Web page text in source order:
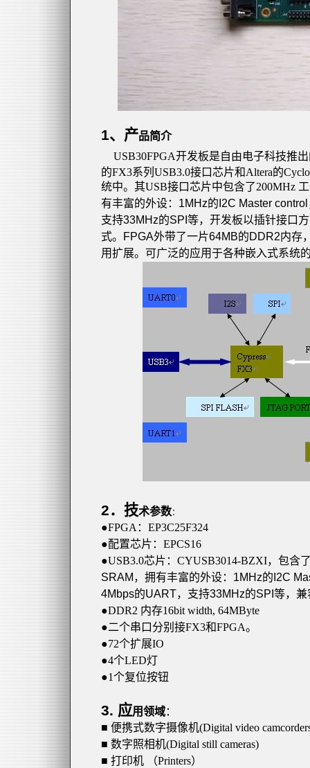
1、产品简介
USB30FPGA开发板是自由电子科技推
的FX3系列 USB3.0接口芯片和Altera的
统中。其USB接口芯片中包含了200MHz
有丰富的外设： 1MHz的 2C Master control
支持33MHz的SPI 等，开发板以插针接口
式。
FPGA外带了一片64MB的DDR2内存
用扩展。可广泛的应用于各种嵌入式系统
2．技术参数：
●FPGA ： EP3C25F324
●配置芯片： EPCS16
●USB3.0芯片： CYUSB3014-BZXI，包含
SRAM ，拥有丰富的外设： 1MHz的 2C
4Mbps的UART，支持33MHz的SPI 等， 兼
●DDR2 内存16bit width, 64MByte
●二个串口分别接FX3和FPGA。
●72个扩展IO
●4个LED灯
●1个复位按钮
3. 应用领域：
■ 便携式数字摄像机(Digital video
■ 数字照相机(Digital still cameras)
■ 打印机 （Printers）